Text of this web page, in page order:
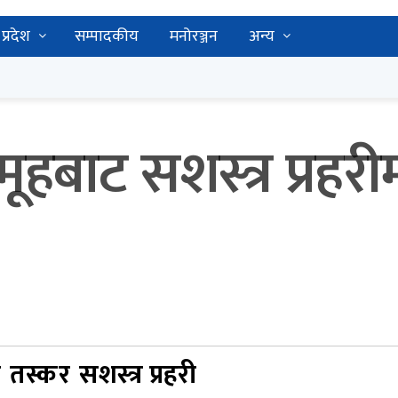
प्रदेश सम्पादकीय मनोरञ्जन अन्य
सशस्त्र
तस्कर सशस्त्र प्रहरी